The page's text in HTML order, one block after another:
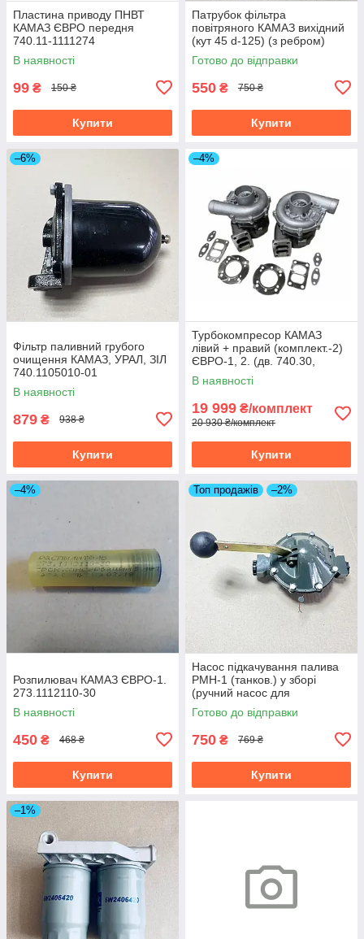
Пластина приводу ПНВТ
КАМАЗ ЄВРО передня
740.11-1111274
В наявності
99 ₴ 150 ₴
Купити
Патрубок фільтра
повітряного КАМАЗ вихідний
(кут 45 d-125) (з ребром)
силікон 5320-1109445
Готово до відправки
550 ₴ 750 ₴
Купити
–6%
Фільтр паливний грубого
очищення КАМАЗ, УРАЛ, ЗІЛ
740.1105010-01
В наявності
879 ₴ 938 ₴
Купити
–4%
Турбокомпресор КАМАЗ
лівий + правий (комплект.-2)
ЄВРО-1, 2. (дв. 740.30,
740.31, 740.50, 740.51) К27-
145-02/01
В наявності
19 999 ₴/комплект
20 930 ₴/комплект
Купити
–4%
Розпилювач КАМАЗ ЄВРО-1.
273.1112110-30
В наявності
450 ₴ 468 ₴
Купити
Топ продажів –2%
Насос підкачування палива
РМН-1 (танков.) у зборі
(ручний насос для
перекачування) 740-1100000
Готово до відправки
750 ₴ 769 ₴
Купити
–1%